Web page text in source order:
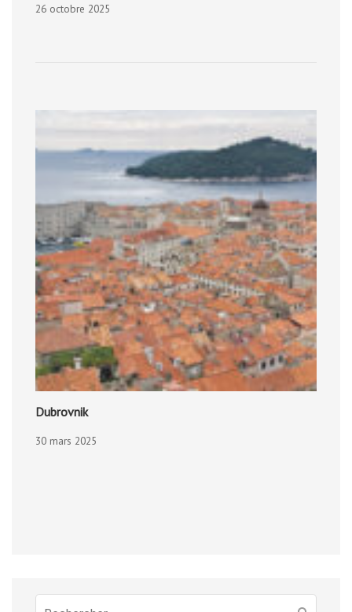
26 octobre 2025
Dubrovnik
30 mars 2025